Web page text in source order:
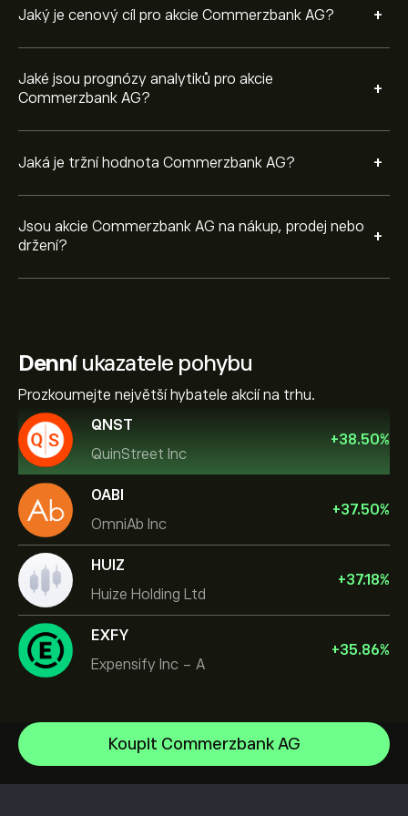
Jaký je cenový cíl pro akcie Commerzbank AG? +
Jaké jsou prognózy analytiků pro akcie
Commerzbank AG?
+
Jaká je tržní hodnota Commerzbank AG? +
Jsou akcie Commerzbank AG na nákup, prodej nebo
držení?
+
Denníukazatele pohybu
Prozkoumejte největší hybatele akcií na trhu.
QNST
QuinStreet Inc
+38.50%
OABI
OmniAb Inc
+37.50%
HUIZ
Huize Holding Ltd
+37.18%
EXFY
Expensify Inc - A
+35.86%
Koupit Commerzbank AG
NVIDIA Corporation
Amazon.com Inc